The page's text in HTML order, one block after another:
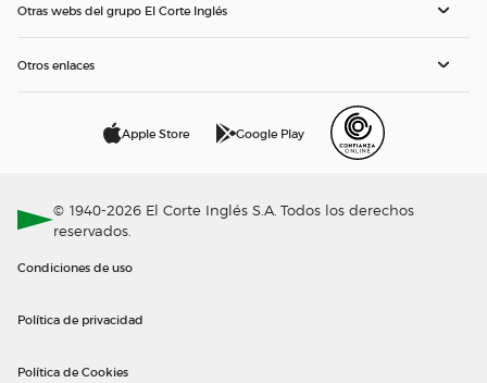
Otras webs del grupo El Corte Inglés
Otros enlaces
Apple Store Google Play
© 1940-2026 El Corte Inglés S.A. Todos los derechos
reservados.
Condiciones de uso
Política de privacidad
Política de Cookies